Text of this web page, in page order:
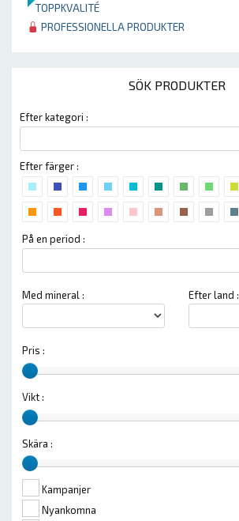
TOPPKVALITÉ
PROFESSIONELLA PRODUKTER
SÖK PRODUKTER
Efter kategori :
Efter färger :
På en period :
Med mineral : Efter land :
Pris :
Vikt :
Skära :
Kampanjer
Nyankomna